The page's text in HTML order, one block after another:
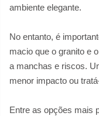
ambiente elegante.
No entanto, é
macio que o granito e
a manchas e riscos.
menor impacto ou
Entre as opções mais